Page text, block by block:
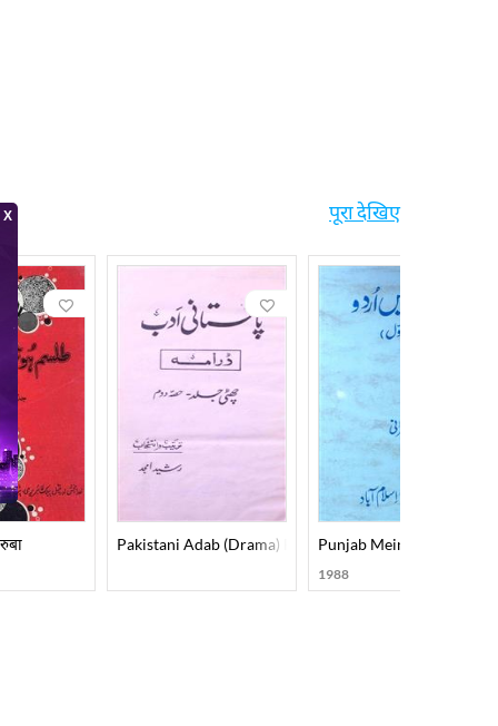
पूरा देखिए
Pakistani Adab (Drama) Part-002Punjab Mein Urdu
1988